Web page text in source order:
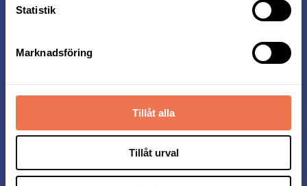
Statistik
Marknadsföring
Tillåt alla
Tillåt urval
Övrigt
Bli en partner till Midnattsloppet